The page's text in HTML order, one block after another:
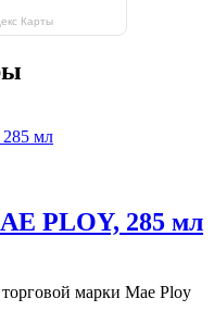
Карты
PLOY, 285 мл
марки Mae Ploy